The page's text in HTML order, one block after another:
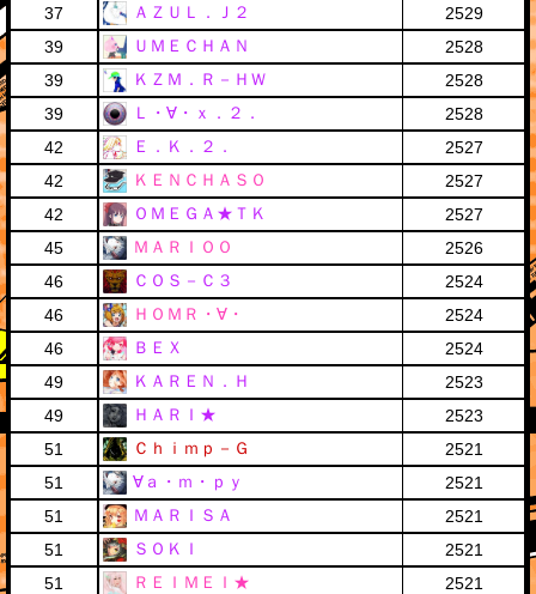
37
ＡＺＵＬ．Ｊ２
2529
39
ＵＭＥＣＨＡＮ
2528
39
ＫＺＭ．Ｒ－ＨＷ
2528
39
Ｌ・∀・ｘ．２．
2528
42
Ｅ．Ｋ．２．
2527
42
ＫＥＮＣＨＡＳＯ
2527
42
ＯＭＥＧＡ★ＴＫ
2527
45
ＭＡＲＩＯＯ
2526
46
ＣＯＳ－Ｃ３
2524
46
ＨＯＭＲ・∀・
2524
46
ＢＥＸ
2524
49
ＫＡＲＥＮ．Ｈ
2523
49
ＨＡＲＩ★
2523
51
Ｃｈｉｍｐ－Ｇ
2521
51
∀ａ・ｍ・ｐｙ
2521
51
ＭＡＲＩＳＡ
2521
51
ＳＯＫＩ
2521
51
ＲＥＩＭＥＩ★
2521